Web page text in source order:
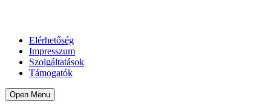
Elérhetőség
Impresszum
Szolgáltatások
Támogatók
Open Menu